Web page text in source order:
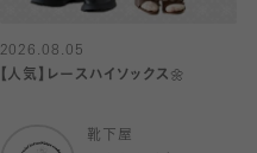
2026.08.05
【人気】レースハイソックス🌼
靴下屋